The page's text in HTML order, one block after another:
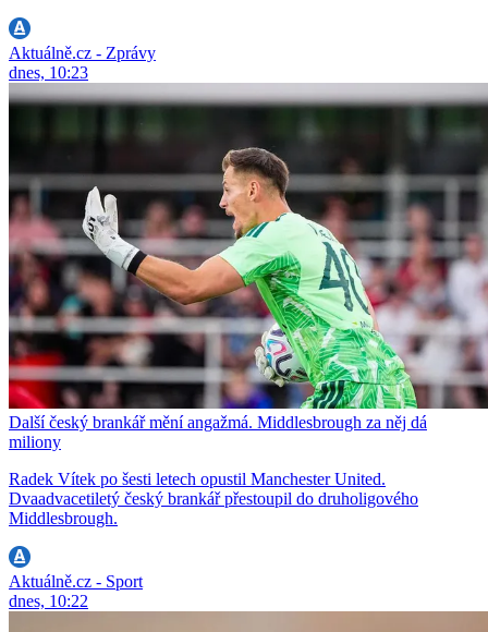
Aktuálně.cz - Zprávy
dnes, 10:23
Další český brankář mění angažmá. Middlesbrough za něj dá
miliony
Radek Vítek po šesti letech opustil Manchester United.
Dvaadvacetiletý český brankář přestoupil do druholigového
Middlesbrough.
Aktuálně.cz - Sport
dnes, 10:22